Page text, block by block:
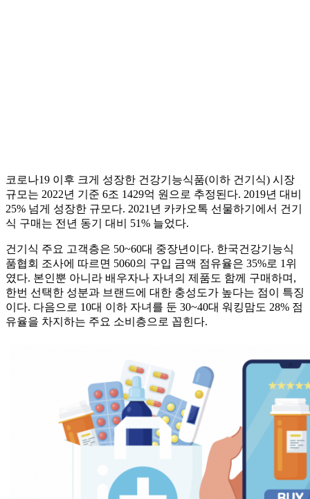
코로나19 이후 크게 성장한 건강기능식품(이하 건기식) 시장
규모는 2022년 기준 6조 1429억 원으로 추정된다. 2019년 대비
25% 넘게 성장한 규모다. 2021년 카카오톡 선물하기에서 건기
식 구매는 전년 동기 대비 51% 늘었다.
건기식 주요 고객층은 50~60대 중장년이다. 한국건강기능식
품협회 조사에 따르면 5060의 구입 금액 점유율은 35%로 1위
였다. 본인뿐 아니라 배우자나 자녀의 제품도 함께 구매하며,
한번 선택한 성분과 브랜드에 대한 충성도가 높다는 점이 특징
이다. 다음으로 10대 이하 자녀를 둔 30~40대 워킹맘도 28% 점
유율을 차지하는 주요 소비층으로 꼽힌다.